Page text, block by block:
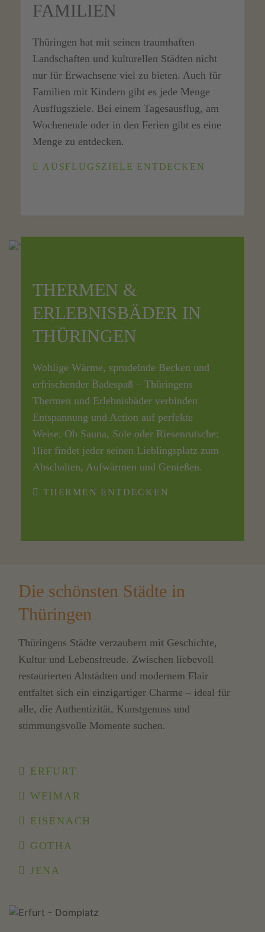
FAMILIEN
Thüringen hat mit seinen traumhaften
Landschaften und kulturellen Städten nicht
nur für Erwachsene viel zu bieten. Auch für
Familien mit Kindern gibt es jede Menge
Ausflugsziele. Bei einem Tagesausflug, am
Wochenende oder in den Ferien gibt es eine
Menge zu entdecken.
AUSFLUGSZIELE ENTDECKEN
THERMEN &
ERLEBNISBÄDER IN
THÜRINGEN
Wohlige Wärme, sprudelnde Becken und
erfrischender Badespaß – Thüringens
Thermen und Erlebnisbäder verbinden
Entspannung und Action auf perfekte
Weise. Ob Sauna, Sole oder Riesenrutsche:
Hier findet jeder seinen Lieblingsplatz zum
Abschalten, Aufwärmen und Genießen.
THERMEN ENTDECKEN
Die schönsten Städte in
Thüringen
Thüringens Städte verzaubern mit Geschichte,
Kultur und Lebensfreude. Zwischen liebevoll
restaurierten Altstädten und modernem Flair
entfaltet sich ein einzigartiger Charme – ideal für
alle, die Authentizität, Kunstgenuss und
stimmungsvolle Momente suchen.
ERFURT
WEIMAR
EISENACH
GOTHA
JENA